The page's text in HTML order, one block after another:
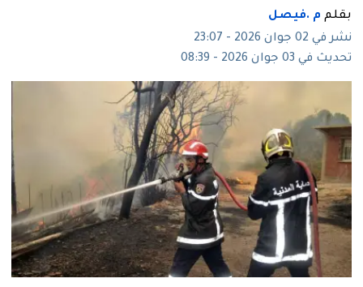
بقلم م .فيصل
نشر في 02 جوان 2026 - 23:07
تحديث في 03 جوان 2026 - 08:39